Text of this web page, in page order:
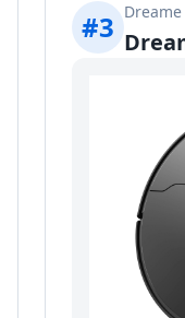
#3 Dreame